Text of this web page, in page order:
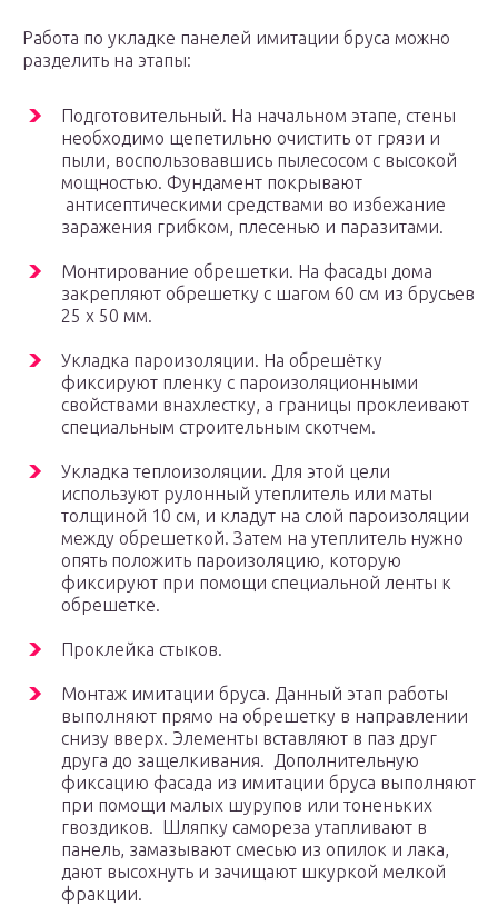
Работа по укладке панелей имитации бруса можно
разделить на этапы:
Подготовительный. На начальном этапе, стены
необходимо щепетильно очистить от грязи и
пыли, воспользовавшись пылесосом с высокой
мощностью. Фундамент покрывают
антисептическими средствами во избежание
заражения грибком, плесенью и паразитами.
Монтирование обрешетки. На фасады дома
закрепляют обрешетку с шагом 60 см из брусьев
25 х 50 мм.
Укладка пароизоляции. На обрешётку
фиксируют пленку с пароизоляционными
свойствами внахлестку, а границы проклеивают
специальным строительным скотчем.
Укладка теплоизоляции. Для этой цели
используют рулонный утеплитель или маты
толщиной 10 см, и кладут на слой пароизоляции
между обрешеткой. Затем на утеплитель нужно
опять положить пароизоляцию, которую
фиксируют при помощи специальной ленты к
обрешетке.
Проклейка стыков.
Монтаж имитации бруса. Данный этап работы
выполняют прямо на обрешетку в направлении
снизу вверх. Элементы вставляют в паз друг
друга до защелкивания. Дополнительную
фиксацию фасада из имитации бруса выполняют
при помощи малых шурупов или тоненьких
гвоздиков. Шляпку самореза утапливают в
панель, замазывают смесью из опилок и лака,
дают высохнуть и зачищают шкуркой мелкой
фракции.